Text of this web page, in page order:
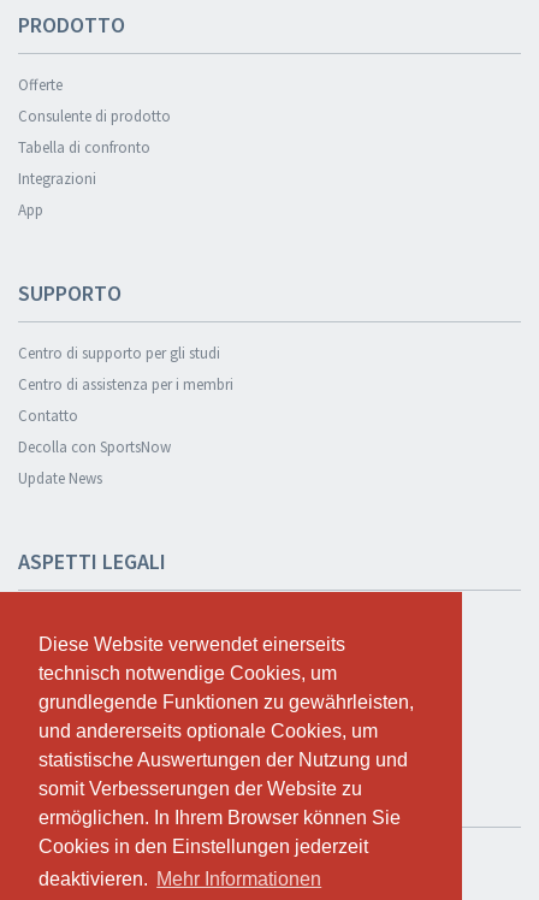
Diese Website verwendet einerseits
technisch notwendige Cookies, um
grundlegende Funktionen zu gewährleisten,
und andererseits optionale Cookies, um
statistische Auswertungen der Nutzung und
somit Verbesserungen der Website zu
ermöglichen. In Ihrem Browser können Sie
Cookies in den Einstellungen jederzeit
deaktivieren. Mehr Informationen
Diese Website verwendet einerseits
technisch notwendige Cookies, um
grundlegende Funktionen zu gewährleisten,
und andererseits optionale Cookies, um
statistische Auswertungen der Nutzung und
somit Verbesserungen der Website zu
ermöglichen. In Ihrem Browser können Sie
Cookies in den Einstellungen jederzeit
deaktivieren. Mehr Informationen
PRODOTTO
Offerte
Consulente di prodotto
Tabella di confronto
Integrazioni
App
SUPPORTO
Centro di supporto per gli studi
Centro di assistenza per i membri
Contatto
Decolla con SportsNow
Update News
ASPETTI LEGALI
Informativa sulla privacy
Condizioni Generali
Cookie Policy
TEST GRATUITO
Se vuoi usare SportsNow per il tuo studio, puoi registrarlo qui.